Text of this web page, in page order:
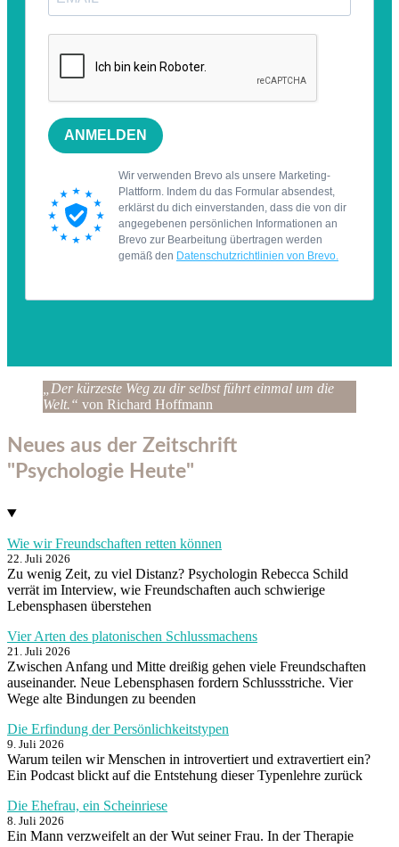
„Der kürzeste Weg zu dir selbst führt einmal um die
Welt.“ von Richard Hoffmann
Neues aus der Zeitschrift
"Psychologie Heute"
Wie wir Freundschaften retten können
22. Juli 2026
Zu wenig Zeit, zu viel Distanz? Psychologin Rebecca Schild
verrät im Interview, wie Freundschaften auch schwierige
Lebensphasen überstehen
Vier Arten des platonischen Schlussmachens
21. Juli 2026
Zwischen Anfang und Mitte dreißig gehen viele Freundschaften
auseinander. Neue Lebensphasen fordern Schlussstriche. Vier
Wege alte Bindungen zu beenden
Die Erfindung der Persönlichkeitstypen
9. Juli 2026
Warum teilen wir Menschen in introvertiert und extravertiert ein?
Ein Podcast blickt auf die Entstehung dieser Typenlehre zurück
Die Ehefrau, ein Scheinriese
8. Juli 2026
Ein Mann verzweifelt an der Wut seiner Frau. In der Therapie